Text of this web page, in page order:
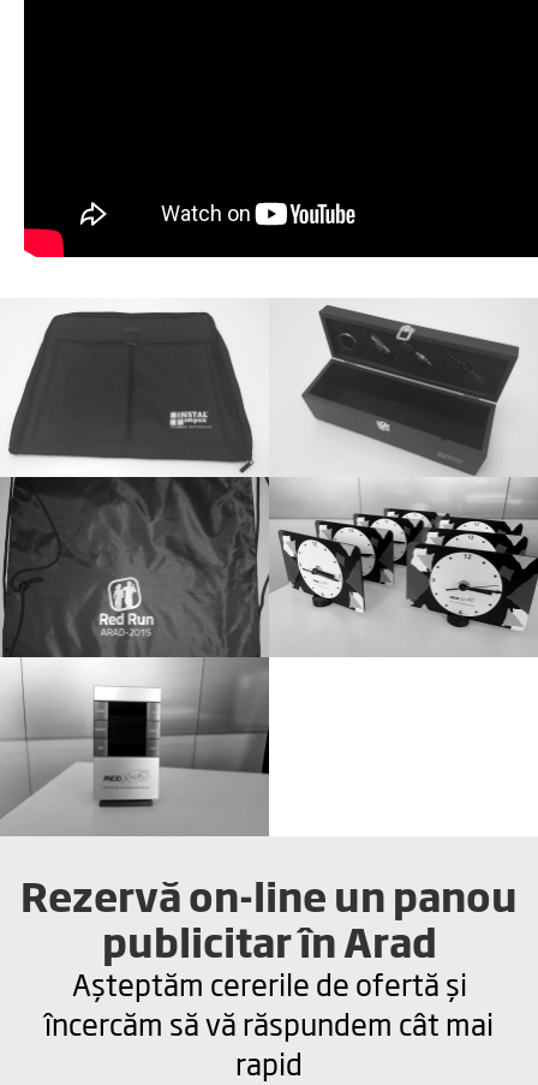
Rezervă on-line un panou
publicitar în Arad
Așteptăm cererile de ofertă și
încercăm să vă răspundem cât mai
rapid